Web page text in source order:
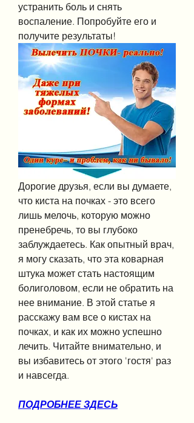
устранить боль и снять
воспаление. Попробуйте его и
получите результаты!
Дорогие друзья, если вы думаете,
что киста на почках - это всего
лишь мелочь, которую можно
пренебречь, то вы глубоко
заблуждаетесь. Как опытный врач,
я могу сказать, что эта коварная
штука может стать настоящим
болиголовом, если не обратить на
нее внимание. В этой статье я
расскажу вам все о кистах на
почках, и как их можно успешно
лечить. Читайте внимательно, и
вы избавитесь от этого 'гостя' раз
и навсегда.
ПОДРОБНЕЕ ЗДЕСЬ